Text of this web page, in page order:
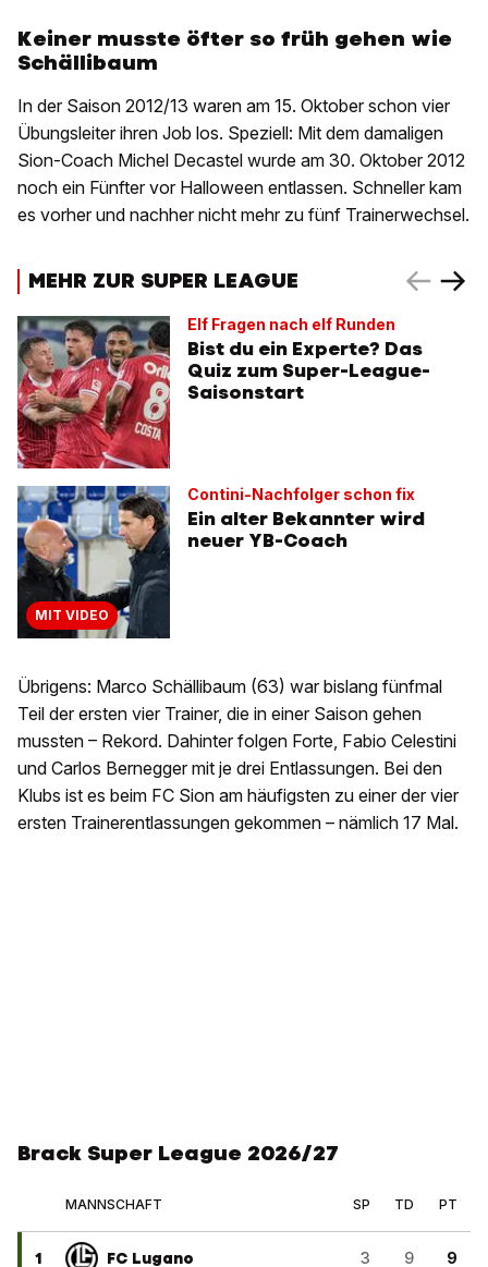
Keiner musste öfter so früh gehen wie
Schällibaum
In der Saison 2012/13 waren am 15. Oktober schon vier
Übungsleiter ihren Job los. Speziell: Mit dem damaligen
Sion-Coach Michel Decastel wurde am 30. Oktober 2012
noch ein Fünfter vor Halloween entlassen. Schneller kam
es vorher und nachher nicht mehr zu fünf Trainerwechsel.
MEHR ZUR SUPER LEAGUE
Elf Fragen nach elf Runden
Bist du ein Experte? Das
Quiz zum Super-League-
Saisonstart
MIT VIDEO
Contini-Nachfolger schon fix
Ein alter Bekannter wird
neuer YB-Coach
Übrigens: Marco Schällibaum (63) war bislang fünfmal
Teil der ersten vier Trainer, die in einer Saison gehen
mussten – Rekord. Dahinter folgen Forte, Fabio Celestini
und Carlos Bernegger mit je drei Entlassungen. Bei den
Klubs ist es beim FC Sion am häufigsten zu einer der vier
ersten Trainerentlassungen gekommen – nämlich 17 Mal.
Brack Super League 2026/27
MANNSCHAFT SP TD PT
1 FC Lugano 3 9 9